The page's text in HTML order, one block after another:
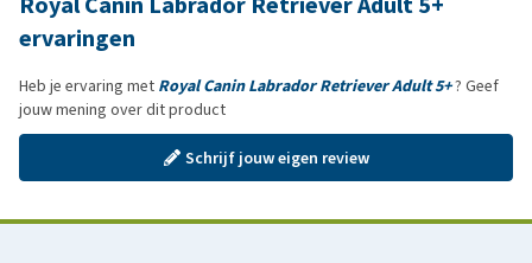
ervaringen
Heb je ervaring met Royal Canin Labrador Retriever Adult 5+? Geef
jouw mening over dit product
Schrijf jouw eigen review